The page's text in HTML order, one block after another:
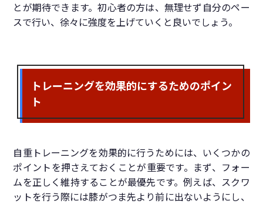
とが期待できます。初心者の方は、無理せず自分のペー
スで行い、徐々に強度を上げていくと良いでしょう。
トレーニングを効果的にするためのポイン
ト
自重トレーニングを効果的に行うためには、いくつかの
ポイントを押さえておくことが重要です。まず、フォー
ムを正しく維持することが最優先です。例えば、スクワ
ットを行う際には膝がつま先より前に出ないようにし、